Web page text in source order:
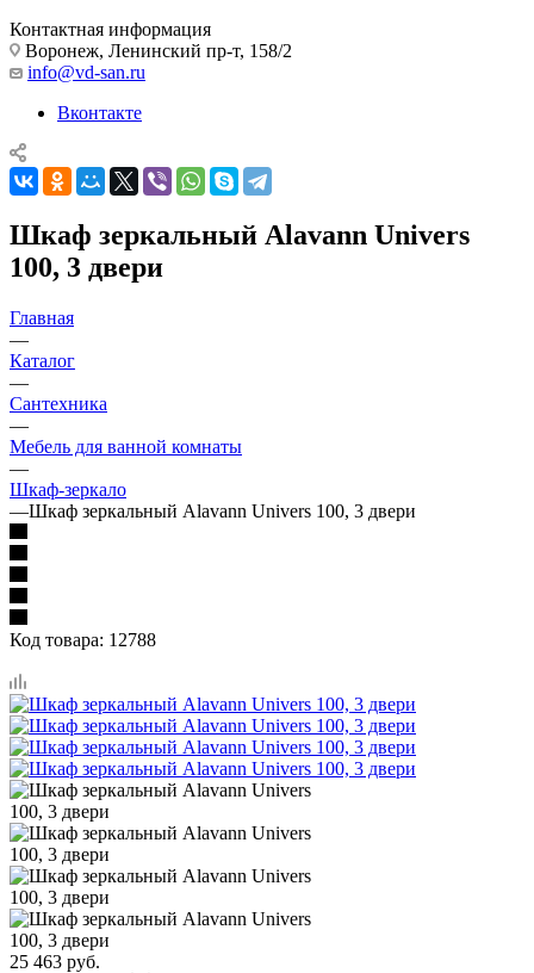
Контактная информация
Воронеж, Ленинский пр-т, 158/2
info@vd-san.ru
Вконтакте
Шкаф зеркальный Alavann Univers
100, 3 двери
Главная
—
Каталог
—
Сантехника
—
Мебель для ванной комнаты
—
Шкаф-зеркало
—Шкаф зеркальный Alavann Univers 100, 3 двери
Код товара: 12788
25 463 руб.